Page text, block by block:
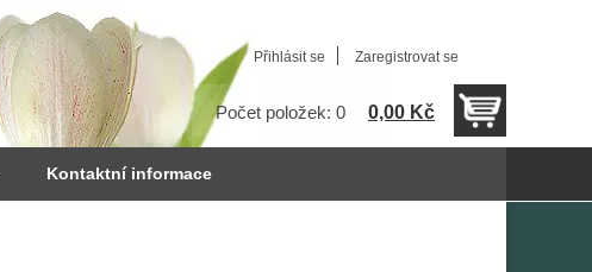
Přihlásit se Zaregistrovat se
Počet položek: 0 0,00 Kč
Kontaktní informace